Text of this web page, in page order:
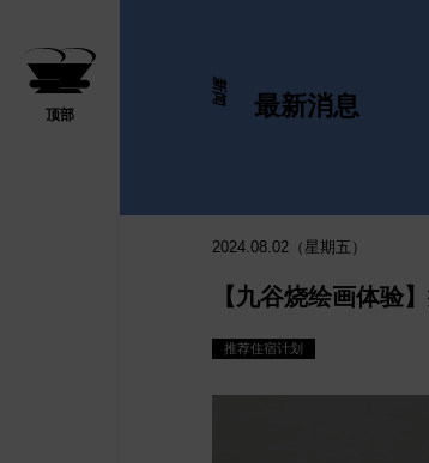
顶部
新闻 最新消息
2024.08.02（星期五）
【九谷烧绘画体验
推荐住宿计划